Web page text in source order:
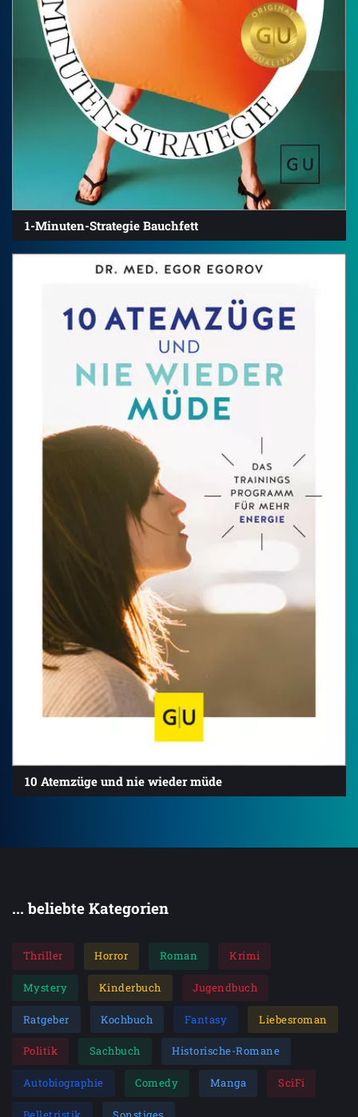
1-Minuten-Strategie Bauchfett
10 Atemzüge und nie wieder müde
... beliebte Kategorien
Thriller Horror Roman Krimi
Mystery Kinderbuch Jugendbuch
Ratgeber Kochbuch Fantasy Liebesroman
Politik Sachbuch Historische-Romane
Autobiographie Comedy Manga SciFi